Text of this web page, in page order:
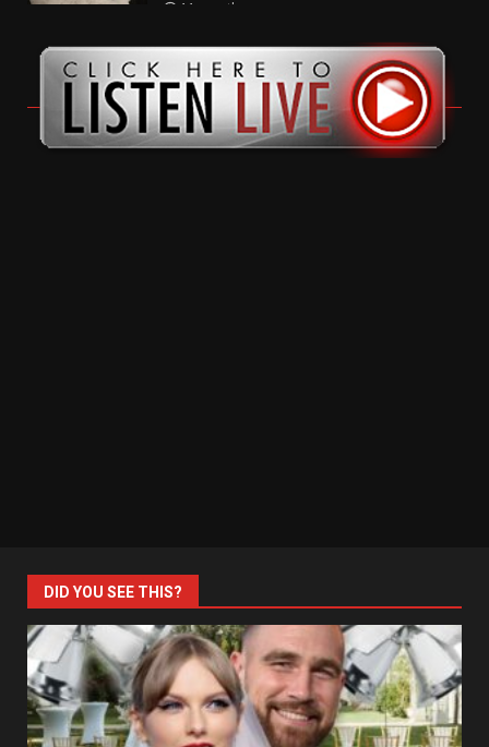
11 months ago
DID YOU SEE THIS?